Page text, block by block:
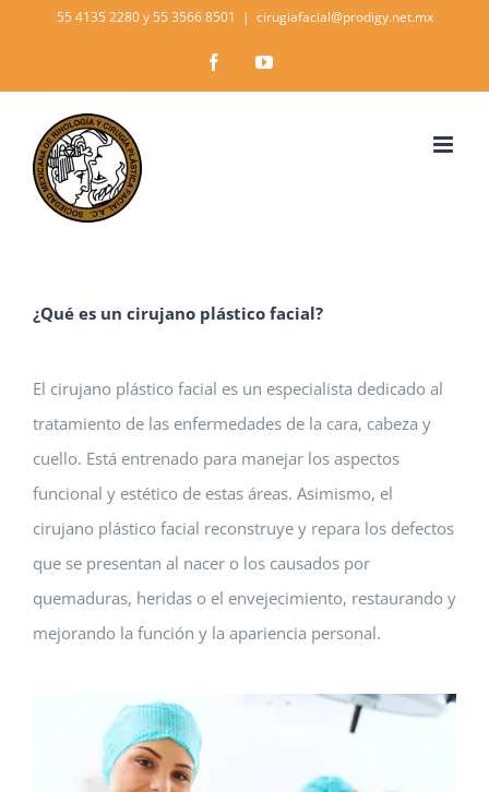
content
55 4135 2280 y 55 3566 8501 | cirugiafacial@prodigy.net.mx
FacebookYouTube
¿Qué es un cirujano plástico facial?
El cirujano plástico facial es un especialista dedicado al
tratamiento de las enfermedades de la cara, cabeza y
cuello. Está entrenado para manejar los aspectos
funcional y estético de estas áreas. Asimismo, el
cirujano plástico facial reconstruye y repara los defectos
que se presentan al nacer o los causados por
quemaduras, heridas o el envejecimiento, restaurando y
mejorando la función y la apariencia personal.